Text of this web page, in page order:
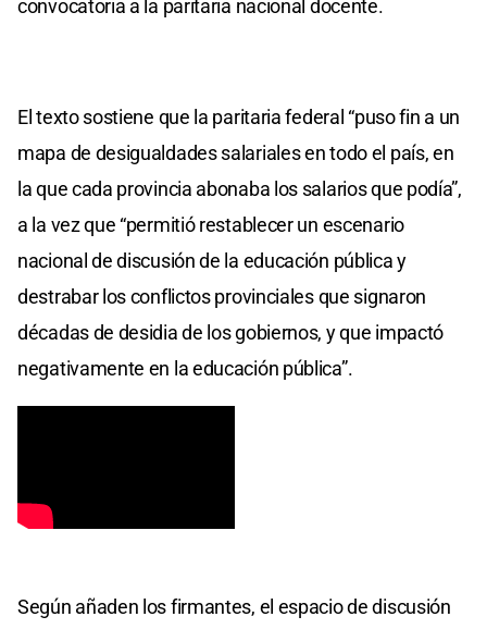
convocatoria a la paritaria nacional docente.
El texto sostiene que la paritaria federal “puso fin a un
mapa de desigualdades salariales en todo el país, en
la que cada provincia abonaba los salarios que podía”,
a la vez que “permitió restablecer un escenario
nacional de discusión de la educación pública y
destrabar los conflictos provinciales que signaron
décadas de desidia de los gobiernos, y que impactó
negativamente en la educación pública”.
Según añaden los firmantes, el espacio de discusión